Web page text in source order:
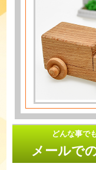
どんな事で
メールで